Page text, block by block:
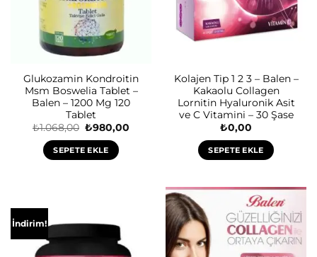
Glukozamin Kondroitin
Msm Boswelia Tablet –
Balen – 1200 Mg 120
Tablet
₺1.068,00 Orijinal
₺1.068,00.
₺980,00
SEPETE EKLE
Kolajen Tip 1 2 3 – Balen –
Kakaolu Collagen
Lornitin Hyaluronik Asit
ve C Vitamini – 30 Şase
₺0,00
SEPETE EKLE
İndirim!